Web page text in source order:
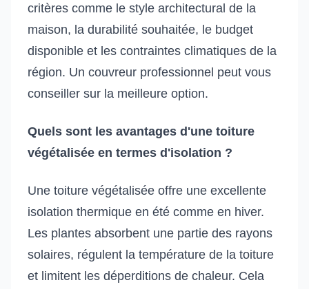
critères comme le style architectural de la
maison, la durabilité souhaitée, le budget
disponible et les contraintes climatiques de la
région. Un couvreur professionnel peut vous
conseiller sur la meilleure option.
Quels sont les avantages d'une toiture
végétalisée en termes d'isolation ?
Une toiture végétalisée offre une excellente
isolation thermique en été comme en hiver.
Les plantes absorbent une partie des rayons
solaires, régulent la température de la toiture
et limitent les déperditions de chaleur. Cela